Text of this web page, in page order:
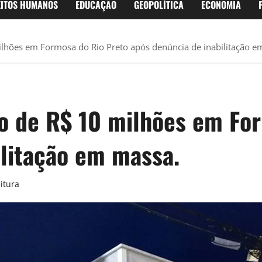
HUMANOS EDUCAÇÃO GEOPOLÍTICA ECONOMIA
em Formosa do Rio Preto após denúncia de inabilitação
de R$ 10 milhões em
em massa.